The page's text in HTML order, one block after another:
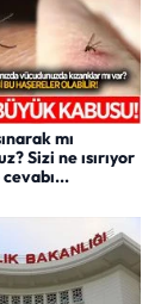
mı
Sizi ne ısırıyor